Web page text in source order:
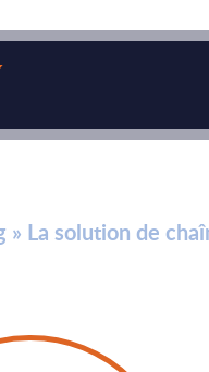
» La solution de